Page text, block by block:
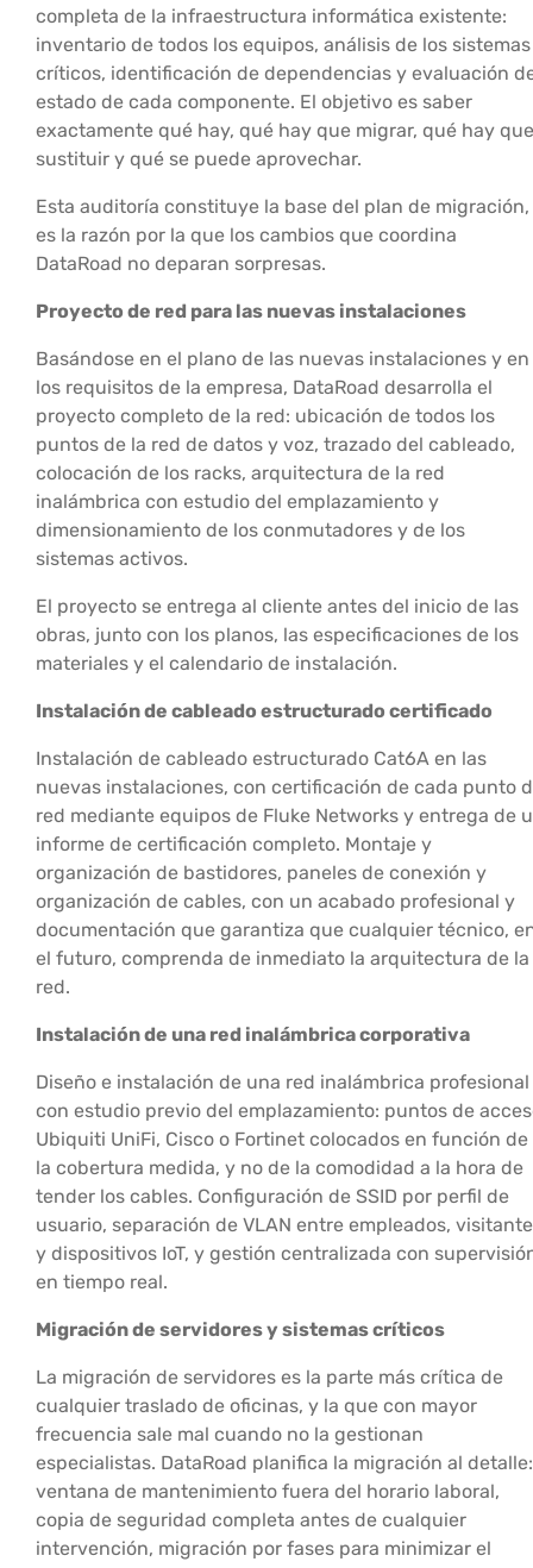
completa de la infraestructura informática existente:
inventario de todos los equipos, análisis de los sistemas
críticos, identificación de dependencias y evaluación
estado de cada componente. El objetivo es saber
exactamente qué hay, qué hay que migrar, qué hay que
sustituir y qué se puede aprovechar.
Esta auditoría constituye la base del plan de migración,
es la razón por la que los cambios que coordina
DataRoad no deparan sorpresas.
Proyecto de red para las nuevas instalaciones
Basándose en el plano de las nuevas instalaciones y en
los requisitos de la empresa, DataRoad desarrolla el
proyecto completo de la red: ubicación de todos los
puntos de la red de datos y voz, trazado del cableado,
colocación de los racks, arquitectura de la red
inalámbrica con estudio del emplazamiento y
dimensionamiento de los conmutadores y de los
sistemas activos.
El proyecto se entrega al cliente antes del inicio de las
obras, junto con los planos, las especificaciones de los
materiales y el calendario de instalación.
Instalación de cableado estructurado certificado
Instalación de cableado estructurado Cat6A en las
nuevas instalaciones, con certificación de cada punto
red mediante equipos de Fluke Networks y entrega de
informe de certificación completo. Montaje y
organización de bastidores, paneles de conexión y
organización de cables, con un acabado profesional y
documentación que garantiza que cualquier técnico,
el futuro, comprenda de inmediato la arquitectura de la
red.
Instalación de una red inalámbrica corporativa
Diseño e instalación de una red inalámbrica profesional
con estudio previo del emplazamiento: puntos de
Ubiquiti UniFi, Cisco o Fortinet colocados en función de
la cobertura medida, y no de la comodidad a la hora de
tender los cables. Configuración de SSID por perfil de
usuario, separación de VLAN entre empleados,
y dispositivos IoT, y gestión centralizada con
en tiempo real.
Migración de servidores y sistemas críticos
La migración de servidores es la parte más crítica de
cualquier traslado de oficinas, y la que con mayor
frecuencia sale mal cuando no la gestionan
especialistas. DataRoad planifica la migración al detalle:
ventana de mantenimiento fuera del horario laboral,
copia de seguridad completa antes de cualquier
intervención, migración por fases para minimizar el